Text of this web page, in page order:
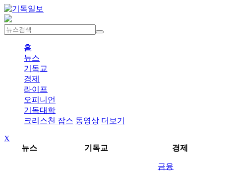
홈
뉴스
기독교
경제
라이프
오피니언
기독대학
크리스천 잡스 동영상 더보기
X
뉴스
기독교 경제
금융